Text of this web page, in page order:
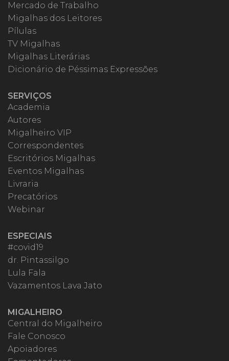
Mercado de Trabalho
Migalhas dos Leitores
Pílulas
TV Migalhas
Migalhas Literárias
Dicionário de Péssimas Expressões
SERVIÇOS
Academia
Autores
Migalheiro VIP
Correspondentes
Escritórios Migalhas
Eventos Migalhas
Livraria
Precatórios
Webinar
ESPECIAIS
#covid19
dr. Pintassilgo
Lula Fala
Vazamentos Lava Jato
MIGALHEIRO
Central do Migalheiro
Fale Conosco
Apoiadores